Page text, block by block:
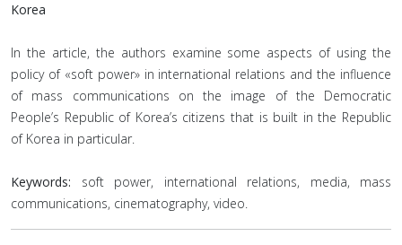
Korea
In the article, the authors examine some aspects of using the
policy of «soft power» in international relations and the influence
of mass communications on the image of the Democratic
People’s Republic of Korea’s citizens that is built in the Republic
of Korea in particular.
Keywords: soft power, international relations, media, mass
communications, cinematography, video.